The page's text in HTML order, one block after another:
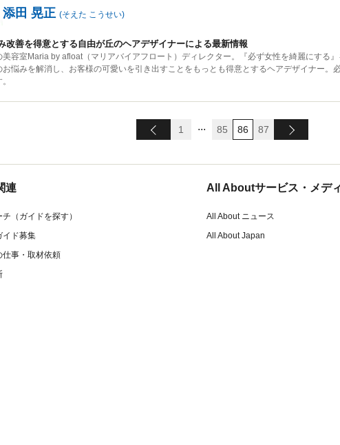
添田 晃正 (そえた こうせい)
改善を得意とする自由が丘のヘアデザイナーによる最新情報
美容室Maria by afloat（マリアバイアフロート）ディレクター。『必ず女性を綺麗にする
お悩みを解消し、お客様の可愛いを引き出すことをもっとも得意とするヘアデザイナー。
1 ... 85 86 87
連
（ガイドを探す）
イド募集
仕事・取材依頼
All Aboutサービス・メデ
All About ニュース
All About Japan